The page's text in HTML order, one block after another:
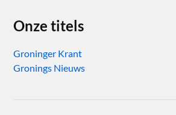
Onze titels
Groninger Krant
Gronings Nieuws